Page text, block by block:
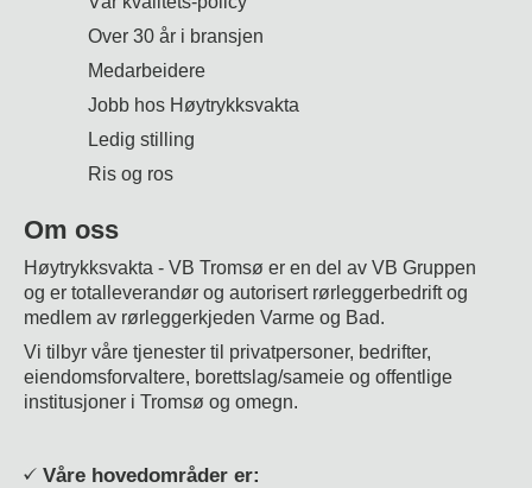
Over 30 år i bransjen
Medarbeidere
Jobb hos Høytrykksvakta
Ledig stilling
Ris og ros
Om oss
Høytrykksvakta - VB Tromsø er en del av VB Gruppen
og er totalleverandør og autorisert rørleggerbedrift og
medlem av rørleggerkjeden Varme og Bad.
Vi tilbyr våre tjenester til privatpersoner, bedrifter,
eiendomsforvaltere, borettslag/sameie og offentlige
institusjoner i Tromsø og omegn.
Våre hovedområder er: